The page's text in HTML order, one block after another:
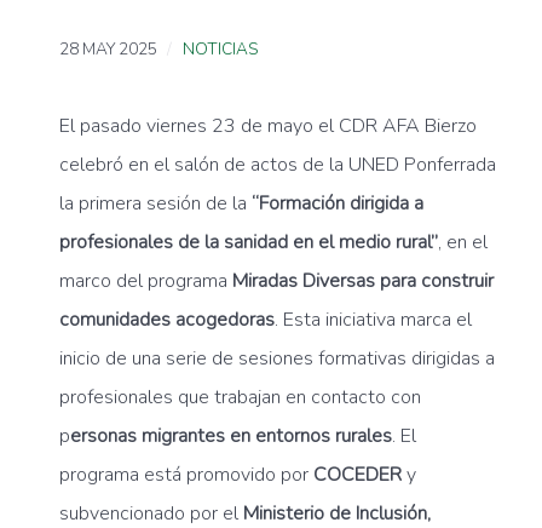
28 MAY 2025 NOTICIAS
El pasado viernes 23 de mayo el CDR AFA Bierzo
celebró en el salón de actos de la UNED Ponferrada
la primera sesión de la “Formación dirigida a
profesionales de la sanidad en el medio rural”, en el
marco del programa Miradas Diversas para construir
comunidades acogedoras. Esta iniciativa marca el
inicio de una serie de sesiones formativas dirigidas a
profesionales que trabajan en contacto con
personas migrantes en entornos rurales. El
programa está promovido por COCEDERy
subvencionado por el Ministerio de Inclusión,